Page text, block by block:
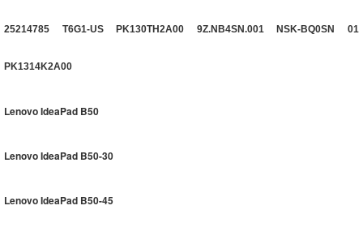
25214785 T6G1-US PK130TH2A00 9Z.NB4SN.001 NSK-BQ0SN 01
PK1314K2A00
Lenovo IdeaPad B50
Lenovo IdeaPad B50-30
Lenovo IdeaPad B50-45